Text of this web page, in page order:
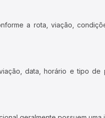
a rota, viação,
data, horário e tipo